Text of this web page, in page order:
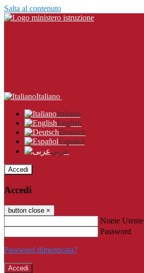
Salta al contenuto
Italiano
Italiano
English
Deutsch
Español
عربى
Accedi
Accedi
button close ×
Nome Utente
Password
Password dimenticata?